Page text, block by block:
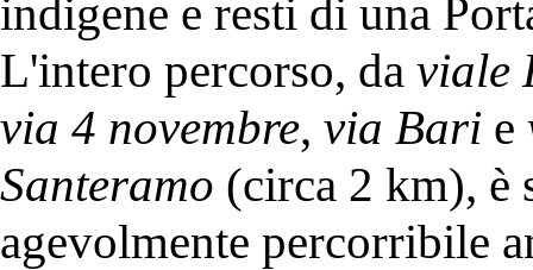
indigene e resti di una
L'intero percorso, da viale
via 4 novembre, via Bari e
Santeramo (circa 2 km), è
agevolmente percorribile